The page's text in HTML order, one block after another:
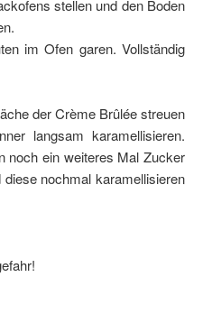
stellen und den Boden
im Ofen garen. Vollständig
der Crème Brûlée streuen
langsam karamellisieren.
noch ein weiteres Mal Zucker
nochmal karamellisieren